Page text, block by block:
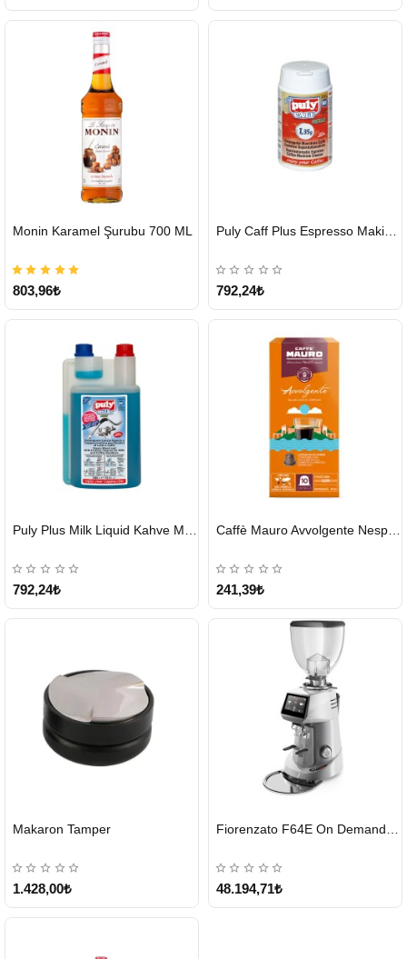
GÖNDERİ
Monin Karamel Şurubu 700 ML
803,96₺
GÖNDERİ
Puly Caff Plus Espresso Makinesi Temizleyici Tablet 100 x 1.35 G
792,24₺
GÖNDERİ
792,24₺
GÖNDERİ
Caffè Mauro Avvolgente Nespresso Kapsül
241,39₺
GÖNDERİ
Makaron Tamper
1.428,00₺
GÖNDERİ
48.194,71₺